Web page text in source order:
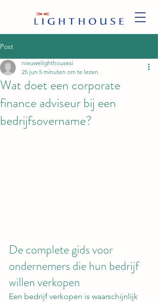
Post
Wat doet een corporate
finance adviseur bij een
bedrijfsovername?
nieuwelighthousesi
25 jun 5 minuten om te lezen
De complete gids voor
ondernemers die hun bedrijf
willen verkopen
Een bedrijf verkopen is waarschijnlijk